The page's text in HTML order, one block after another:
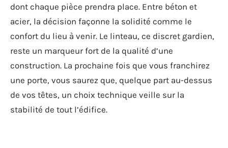
dont chaque pièce prendra place. Entre béton et
acier, la décision façonne la solidité comme le
confort du lieu à venir. Le linteau, ce discret gardien,
reste un marqueur fort de la qualité d’une
construction. La prochaine fois que vous franchirez
une porte, vous saurez que, quelque part au-dessus
de vos têtes, un choix technique veille sur la
stabilité de tout l’édifice.